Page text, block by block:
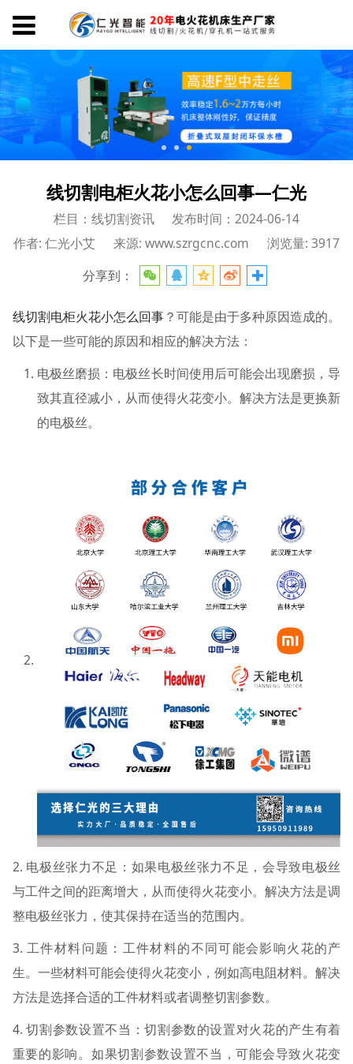
线切割电柜火花小怎么回事—仁光
栏目：线切割资讯
发布时间：2024-06-14
作者: 仁光小艾
来源: www.szrgcnc.com
浏览量: 3917
分享到：
线切割电柜火花小怎么回事？可能是由于多种原因造成的。
以下是一些可能的原因和相应的解决方法：
电极丝磨损：电极丝长时间使用后可能会出现磨损，导
致其直径减小，从而使得火花变小。解决方法是更换新
的电极丝。
2. 电极丝张力不足：如果电极丝张力不足，会导致电极丝
与工件之间的距离增大，从而使得火花变小。解决方法是调
整电极丝张力，使其保持在适当的范围内。
3. 工件材料问题：工件材料的不同可能会影响火花的产
生。一些材料可能会使得火花变小，例如高电阻材料。解决
方法是选择合适的工件材料或者调整切割参数。
4. 切割参数设置不当：切割参数的设置对火花的产生有着
重要的影响。如果切割参数设置不当，可能会导致火花变